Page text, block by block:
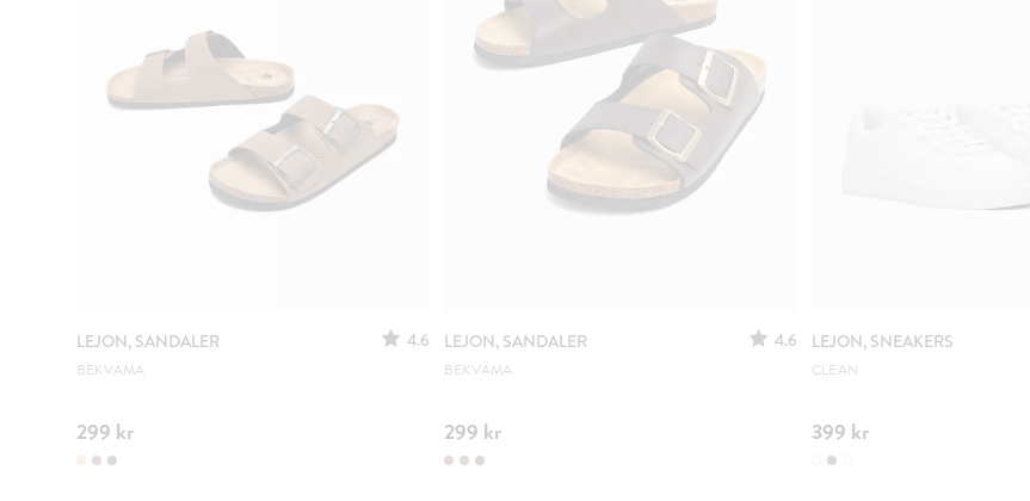
LEJON, SANDALER 4.6
BEKVÄMA
299 kr
LEJON, SANDALER 4.6
BEKVÄMA
299 kr
LEJON, SNEAKERS
CLEAN
399 kr